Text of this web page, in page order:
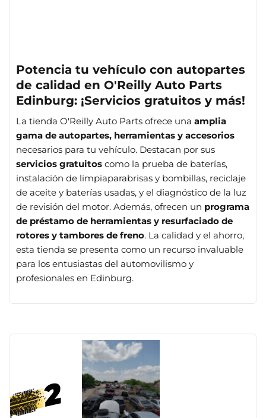
Potencia tu vehículo con autopartes
de calidad en O'Reilly Auto Parts
Edinburg: ¡Servicios gratuitos y más!
La tienda O'Reilly Auto Parts ofrece una amplia
gama de autopartes, herramientas y accesorios
necesarios para tu vehículo. Destacan por sus
servicios gratuitos como la prueba de baterías,
instalación de limpiaparabrisas y bombillas, reciclaje
de aceite y baterías usadas, y el diagnóstico de la luz
de revisión del motor. Además, ofrecen un programa
de préstamo de herramientas y resurfaciado de
rotores y tambores de freno. La calidad y el ahorro,
esta tienda se presenta como un recurso invaluable
para los entusiastas del automovilismo y
profesionales en Edinburg.